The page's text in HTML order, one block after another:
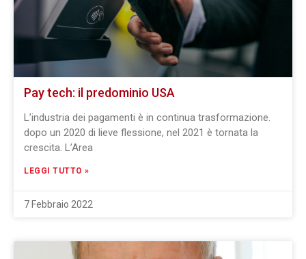
Pay tech: il predominio USA
L’industria dei pagamenti è in continua trasformazione.
dopo un 2020 di lieve flessione, nel 2021 è tornata la
crescita. L’Area
LEGGI TUTTO »
7 Febbraio 2022